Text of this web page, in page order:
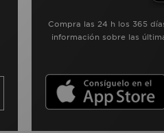
Compra las 24 h los 365
información sobre las